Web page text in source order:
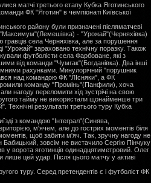
матчі третього етапу Кубка Яготинського
ФК "Яготин" в чемпіонаті Київської
району були призначені післяматчеві
- "Урожай"(Черняхівка)
гравців села Черняхівка, але за порушення
"Урожай" зараховано технічну поразку. Також
футболісти села Фарбоване, які з
від команди "Чумгак"(Богданівка). Два інші
рахунками. Минулорічний "порушник
над командою ФК "ЛІсняки", а ФК
команду "Промінь"(Панфили), хоча
нагоду переломити хід зустрічі на свою
тайму не використали щонайменше три
Технічні результати третього туру Кубка
з командою "Інтеграл"(Синява,
м'ячем, але до гострих моментів біля
щоб забити м'яч. Так, зручну нагоду не
зовсім не вистачило Сергію Пінчуку
у ворота яготинців одинадцятиметровий. Олег
лише цей удар. Після цього матчу у активі
туру. Серед претендентів є і футболіст ФК